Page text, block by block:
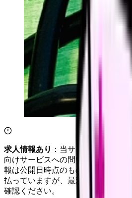
求人情報あり ：当サイトは自社求
向けサービスへの問い合わせ導線
報は公開日時点のものです。記事
払っていますが、最新情報は各サ
確認ください。